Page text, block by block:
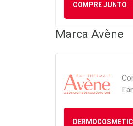
COMPRE JUNTO
Marca Avène